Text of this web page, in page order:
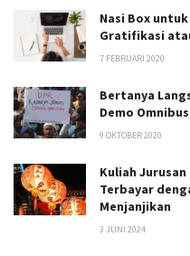
Nasi Box
Gratifikasi
7 FEBRUARI 2020
Bertanya
Demo
9 OKTOBER 2020
Kuliah
Terbayar
Menjanjikan
3 JUNI 2024